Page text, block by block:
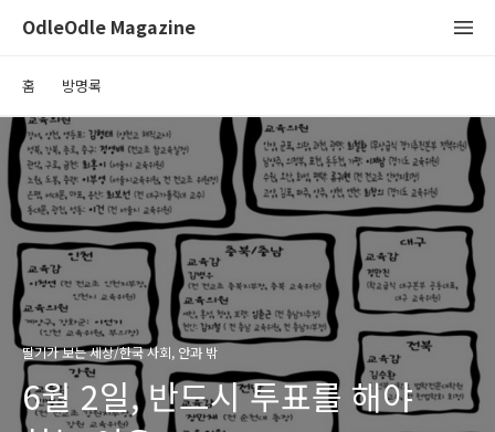
OdleOdle Magazine
홈 방명록
딸기가 보는 세상/한국 사회, 안과 밖
6월 2일, 반드시 투표를 해야